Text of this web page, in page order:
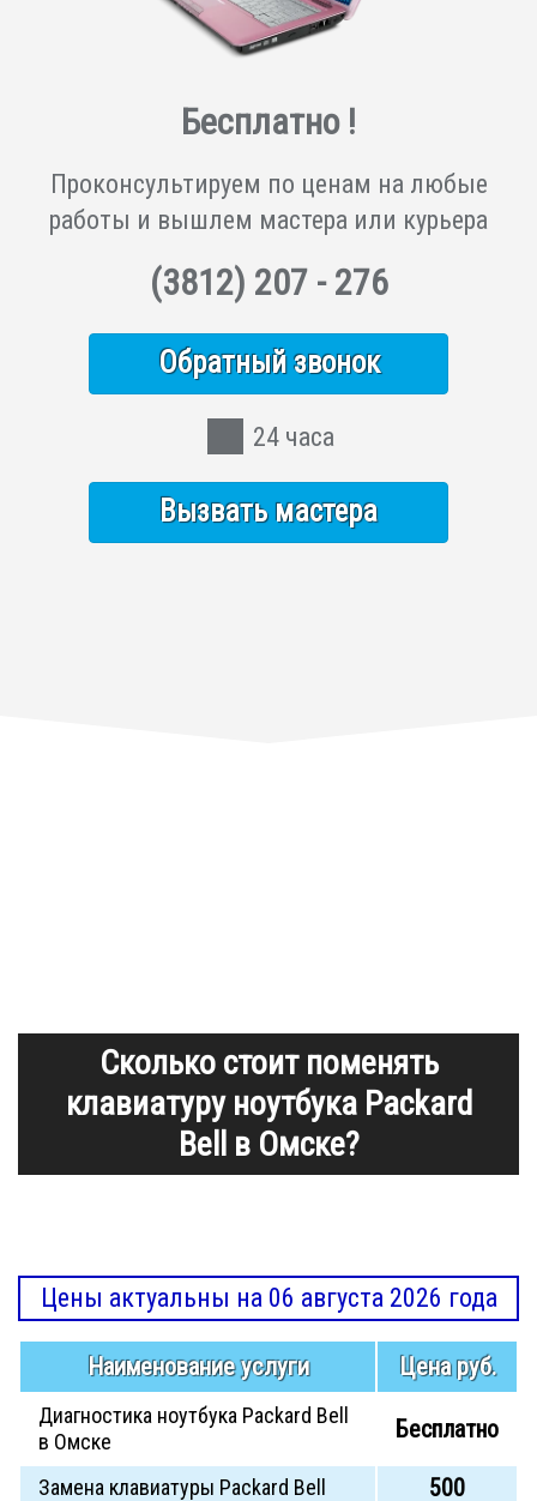
Бесплатно !
Проконсультируем по ценам на любые
работы и вышлем мастера или курьера
(3812) 207 - 276
Обратный звонок
24 часа
Вызвать мастера
Сколько стоит поменять
клавиатуру ноутбука Packard
Bell в Омске?
Цены актуальны на 06 августа 2026 года
Наименование услуги Цена руб.
Диагностика ноутбука Packard Bell
в Омске
Бесплатно
Замена клавиатуры Packard Bell 500